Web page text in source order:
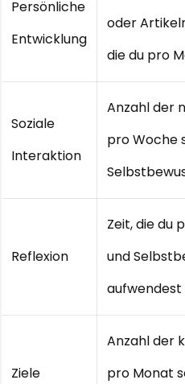
Persönliche
Entwicklung
oder
die du pro
Soziale
Interaktion
Anzahl der
pro Woche
Reflexion
Zeit, die du
und
aufwendest
Ziele
Anzahl der
pro Monat